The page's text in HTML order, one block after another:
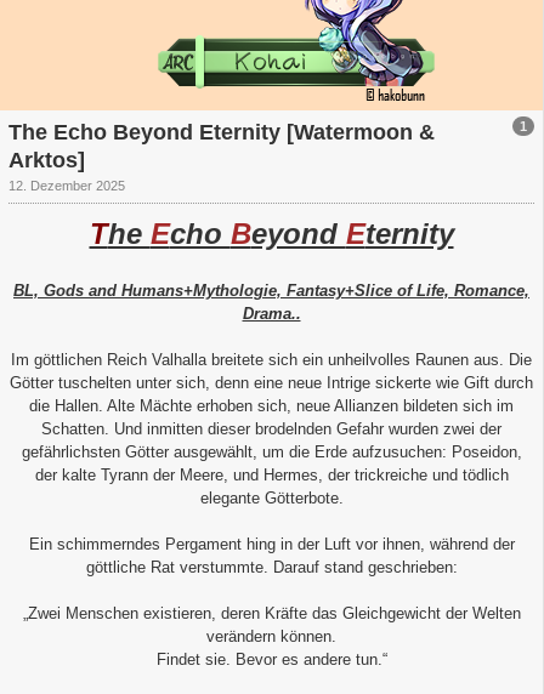
1
The Echo Beyond Eternity [Watermoon &
Arktos]
12. Dezember 2025
The Echo Beyond Eternity
BL, Gods and Humans+Mythologie, Fantasy+Slice of Life, Romance,
Drama..
Im göttlichen Reich Valhalla breitete sich ein unheilvolles Raunen aus. Die
Götter tuschelten unter sich, denn eine neue Intrige sickerte wie Gift durch
die Hallen. Alte Mächte erhoben sich, neue Allianzen bildeten sich im
Schatten. Und inmitten dieser brodelnden Gefahr wurden zwei der
gefährlichsten Götter ausgewählt, um die Erde aufzusuchen: Poseidon,
der kalte Tyrann der Meere, und Hermes, der trickreiche und tödlich
elegante Götterbote.
Ein schimmerndes Pergament hing in der Luft vor ihnen, während der
göttliche Rat verstummte. Darauf stand geschrieben:
„Zwei Menschen existieren, deren Kräfte das Gleichgewicht der Welten
verändern können.
Findet sie. Bevor es andere tun.“